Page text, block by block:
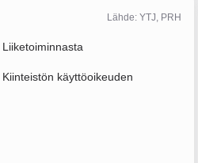
Lähde: YTJ, PRH
käyttöoikeuden